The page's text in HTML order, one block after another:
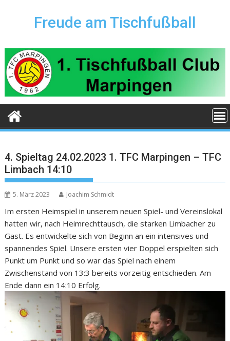
Freude am Tischfußball
4. Spieltag 24.02.2023 1. TFC Marpingen – TFC
Limbach 14:10
5. März 2023 Joachim Schmidt
Im ersten Heimspiel in unserem neuen Spiel- und Vereinslokal
hatten wir, nach Heimrechttausch, die starken Limbacher zu
Gast. Es entwickelte sich von Beginn an ein intensives und
spannendes Spiel. Unsere ersten vier Doppel erspielten sich
Punkt um Punkt und so war das Spiel nach einem
Zwischenstand von 13:3 bereits vorzeitig entschieden. Am
Ende dann ein 14:10 Erfolg.